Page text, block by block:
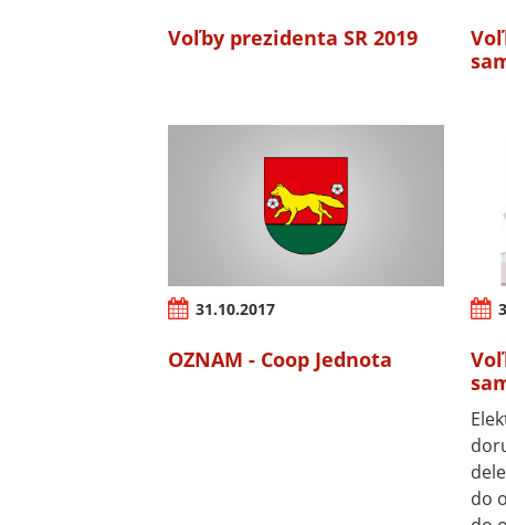
Voľby prezidenta SR 2019
31.10.2017
OZNAM - Coop Jednota
do